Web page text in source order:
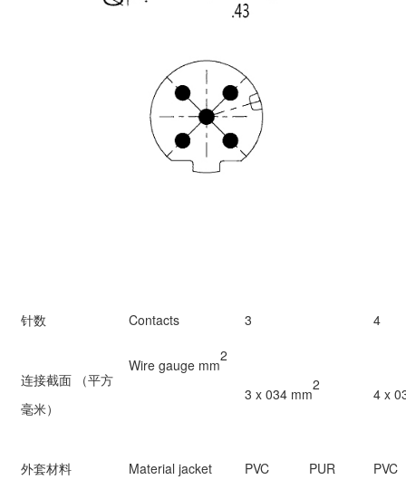
针数 Contacts 3 4
连接截面 （平方
毫米）
Wire gauge mm
2
3 x 034 mm
2
4 x
外套材料 Material jacket PVC PUR PVC